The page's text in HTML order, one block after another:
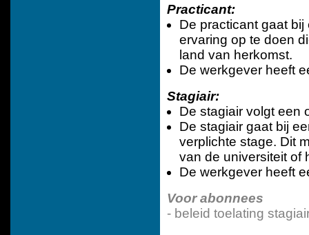
Practicant:
De practicant gaat
ervaring op te doen
land van herkomst.
De werkgever heeft
Stagiair:
De stagiair volgt een
De stagiair gaat bij
verplichte stage. Dit
van de universiteit of
De werkgever heeft
Voor abonnees
- beleid toelating